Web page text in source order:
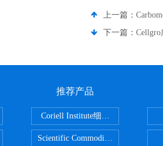
上一篇：
下一篇：
推荐产品
Scientific CommoditiesPE管 广州